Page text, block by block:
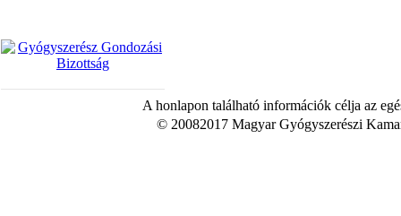
A honlapon található információk célja az
© 20082017 Magyar Gyógyszerészi